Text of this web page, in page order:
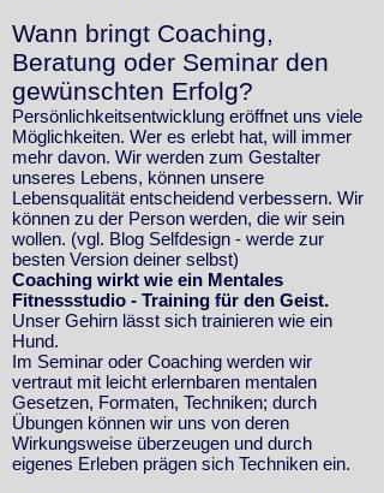
Wann bringt Coaching,
Beratung oder Seminar den
gewünschten Erfolg?
Persönlichkeitsentwicklung eröffnet uns viele
Möglichkeiten. Wer es erlebt hat, will immer
mehr davon. Wir werden zum Gestalter
unseres Lebens, können unsere
Lebensqualität entscheidend verbessern. Wir
können zu der Person werden, die wir sein
wollen. (vgl. Blog Selfdesign - werde zur
besten Version deiner selbst)
Coaching wirkt wie ein Mentales
Fitnessstudio - Training für den Geist.
Unser Gehirn lässt sich trainieren wie ein
Hund.
Im Seminar oder Coaching werden wir
vertraut mit leicht erlernbaren mentalen
Gesetzen, Formaten, Techniken; durch
Übungen können wir uns von deren
Wirkungsweise überzeugen und durch
eigenes Erleben prägen sich Techniken ein.